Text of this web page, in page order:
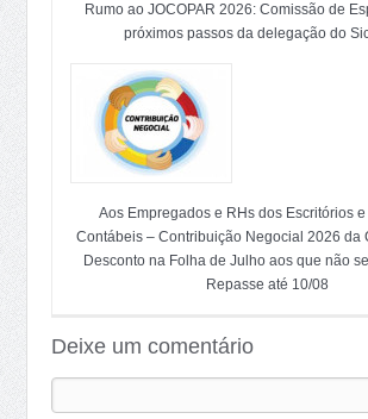
Rumo ao JOCOPAR 2026: Comissão de
próximos passos da delegação do
Aos Empregados e RHs dos Escritórios
Contábeis – Contribuição Negocial 2026 da
Desconto na Folha de Julho aos que não
Repasse até 10/08
Deixe um comentário